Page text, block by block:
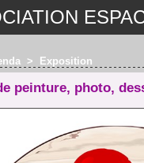
> Exposition
peinture, photo,